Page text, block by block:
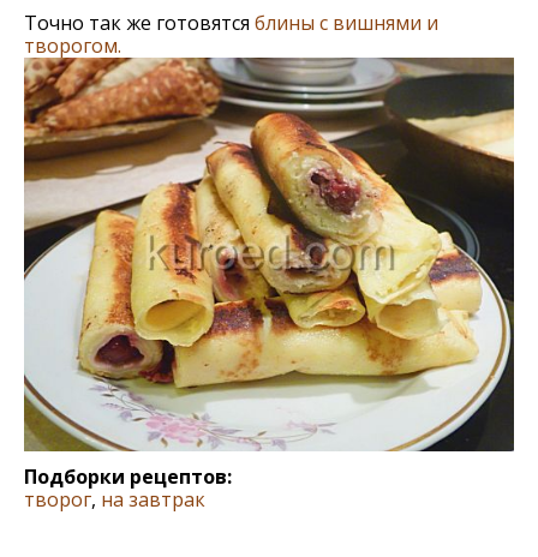
Точно так же готовятся блины с вишнями и
творогом.
Подборки рецептов:
творог, на завтрак